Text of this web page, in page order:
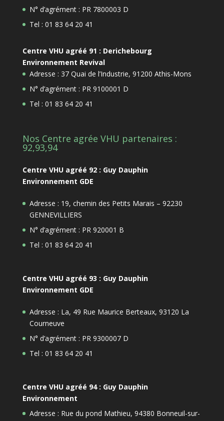
N° d’agrément : PR 7800003 D
Tel : 01 83 64 20 41
Centre VHU agréé 91 : Derichebourg
Environnement Revival
Adresse : 37 Quai de l’Industrie, 91200 Athis-Mons
N° d’agrément : PR 9100001 D
Tel : 01 83 64 20 41
Nos Centre agrée VHU partenaires :
92,93,94
Centre VHU agréé 92 : Guy Dauphin
Environnement GDE
Adresse : 19, chemin des Petits Marais – 92230
GENNEVILLIERS
N° d’agrément : PR 920001 B
Tel : 01 83 64 20 41
Centre VHU agréé 93 : Guy Dauphin
Environnement GDE
Adresse : La, 49 Rue Maurice Berteaux, 93120 La
Courneuve
N° d’agrément : PR 9300007 D
Tel : 01 83 64 20 41
Centre VHU agréé 94 : Guy Dauphin
Environnement
Adresse : Rue du pond Mathieu, 94380 Bonneuil-sur-